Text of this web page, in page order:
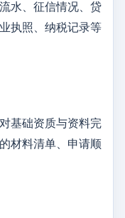
水、征信情况、贷
执照、纳税记录等
基础资质与资料完
材料清单、申请顺